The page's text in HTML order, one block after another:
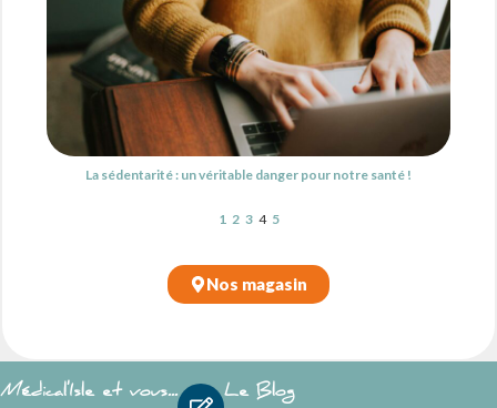
La sédentarité : un véritable danger pour notre santé !
1 2 3 4 5
Nos magasin
Médical'Isle et vous... Le Blog